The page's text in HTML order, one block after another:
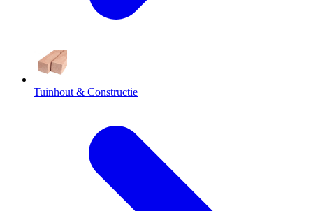
Tuinhout & Constructie